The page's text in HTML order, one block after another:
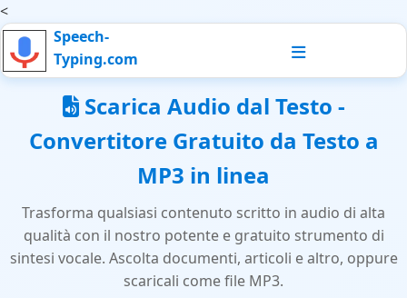
<
Speech-
Typing.com
Scarica Audio dal Testo -
Convertitore Gratuito da Testo a
MP3 in linea
Trasforma qualsiasi contenuto scritto in audio di alta
qualità con il nostro potente e gratuito strumento di
sintesi vocale. Ascolta documenti, articoli e altro, oppure
scaricali come file MP3.